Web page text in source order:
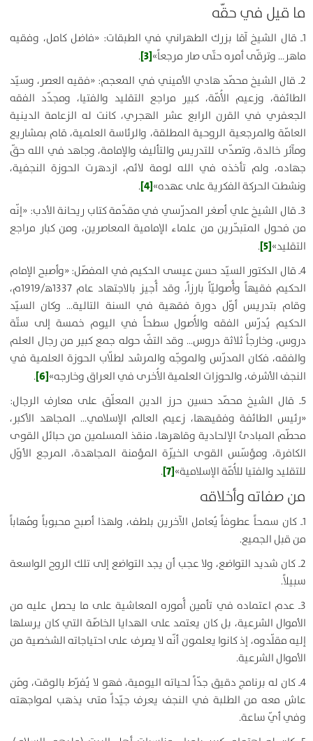
ما قيل في حقّه
1ـ قال الشيخ آقا بزرك الطهراني في الطبقات: «فاضل كامل، وفقيه
ماهر… وترقّى أمره حتّى صار مرجعاً»[3]
.
2ـ قال الشيخ محمّد هادي الأميني في المعجم: «فقيه العصر، وسيّد
الطائفة، وزعيم الأُمّة، كبير مراجع التقليد والفتيا، ومجدّد الفقه
الجعفري في القرن الرابع عشر الهجري، كانت له الزعامة الدينية
العامّة والمرجعية الروحية المطلقة، والرئاسة العلمية، قام بمشاريع
ومآثر خالدة، وتصدّى للتدريس والتأليف والإمامة، وجاهد في الله حقّ
جهاده، ولم تأخذه في الله لومة لائم، ازدهرت الحوزة النجفية،
ونشطت الحركة الفكرية على عهده»[4]
.
3ـ قال الشيخ علي أصغر المدرّسي في مقدّمة كتاب ريحانة الأدب: «إنّه
من فحول المتبحّرين من علماء الإمامية المعاصرين، ومن كبار مراجع
التقليد»[5]
.
4ـ قال الدكتور السيّد حسن عيسى الحكيم في المفصّل: «وأصبح الإمام
الحكيم فقيهاً وأُصوليّاً بارزاً، وقد أُجيز بالاجتهاد عام 1337ﻫ/1919م،
وقام بتدريس أوّل دورة فقهية في السنة التالية… وكان السيّد
الحكيم يُدرّس الفقه والأُصول سطحاً في اليوم خمسة إلى ستّة
دروس، وخارجاً ثلاثة دروس… وقد التفّ حوله جمع كبير من رجال العلم‏
والفقه، فكان المدرّس والموجّه والمرشد لطلّاب الحوزة العلمية في
النجف الأشرف، والحوزات العلمية الأُخرى في العراق وخارجه‏»[6]
.
5ـ قال الشيخ محمّد حسين حرز الدين المعلّق على معارف الرجال:
«رئيس الطائفة وفقيهها، زعيم العالم الإسلامي… المجاهد الأكبر،
محطّم المبادئ الإلحادية وقاهرها، منقذ المسلمين من حبائل القوى
الكافرة، ومؤسّس القوى الخيّرة المؤمنة المجاهدة، المرجع الأوّل
للتقليد والفتيا للأُمّة الإسلامية»[7]
.
من صفاته وأخلاقه
1ـ كان سمحاً عطوفاً يُعامل الآخرين بلطف، ولهذا أصبح محبوباً ومُهاباً
من قبل الجميع.
2ـ كان شديد التواضع، ولا عجب أن يجد التواضع إلى تلك الروح الواسعة
سبيلاً.
3ـ عدم اعتماده في تأمين أُموره المعاشية على ما يحصل عليه من
الأموال الشرعية، بل كان يعتمد على الهدايا الخاصّة التي كان يرسلها
إليه مقلّدوه، إذ كانوا يعلمون أنّه لا يصرف على احتياجاته الشخصية من
الأموال الشرعية.
4ـ كان له برنامج دقيق جدّاً لحياته اليومية، فهو لا يُفرّط بالوقت، ومَن
عاش معه من الطلبة في النجف يعرف جيّداً متى يذهب لمواجهته
وفي أيّ ساعة.